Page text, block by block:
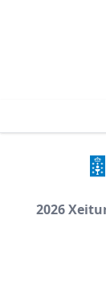
2026